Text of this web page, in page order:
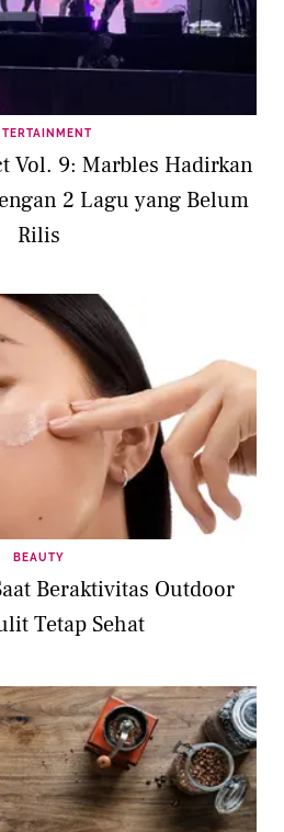
Vol. 9: Marbles Hadirkan
2 Lagu yang Belum
Rilis
BEAUTY
Beraktivitas Outdoor
Tetap Sehat